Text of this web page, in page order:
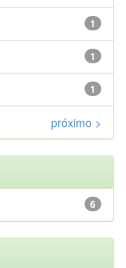
1
1
1
próximo >
6